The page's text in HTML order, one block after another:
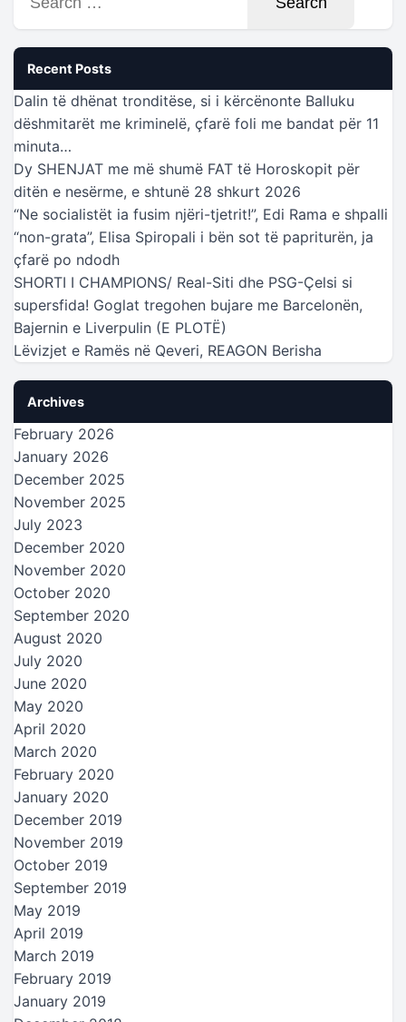
for:
Recent Posts
Dalin të dhënat tronditëse, si i kërcënonte Balluku
dëshmitarët me kriminelë, çfarë foli me bandat për 11
minuta…
Dy SHENJAT me më shumë FAT të Horoskopit për
ditën e nesërme, e shtunë 28 shkurt 2026
“Ne socialistët ia fusim njëri-tjetrit!”, Edi Rama e shpalli
“non-grata”, Elisa Spiropali i bën sot të papriturën, ja
çfarë po ndodh
SHORTI I CHAMPIONS/ Real-Siti dhe PSG-Çelsi si
supersfida! Goglat tregohen bujare me Barcelonën,
Bajernin e Liverpulin (E PLOTË)
Lëvizjet e Ramës në Qeveri, REAGON Berisha
Archives
February 2026
January 2026
December 2025
November 2025
July 2023
December 2020
November 2020
October 2020
September 2020
August 2020
July 2020
June 2020
May 2020
April 2020
March 2020
February 2020
January 2020
December 2019
November 2019
October 2019
September 2019
May 2019
April 2019
March 2019
February 2019
January 2019